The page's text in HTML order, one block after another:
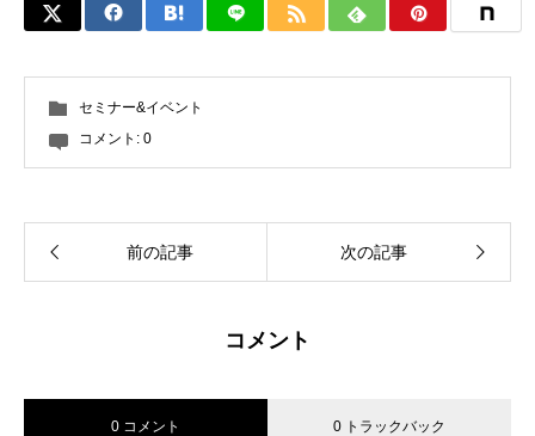
セミナー&イベント
コメント: 0
前の記事 次の記事
コメント
0 コメント 0 トラックバック